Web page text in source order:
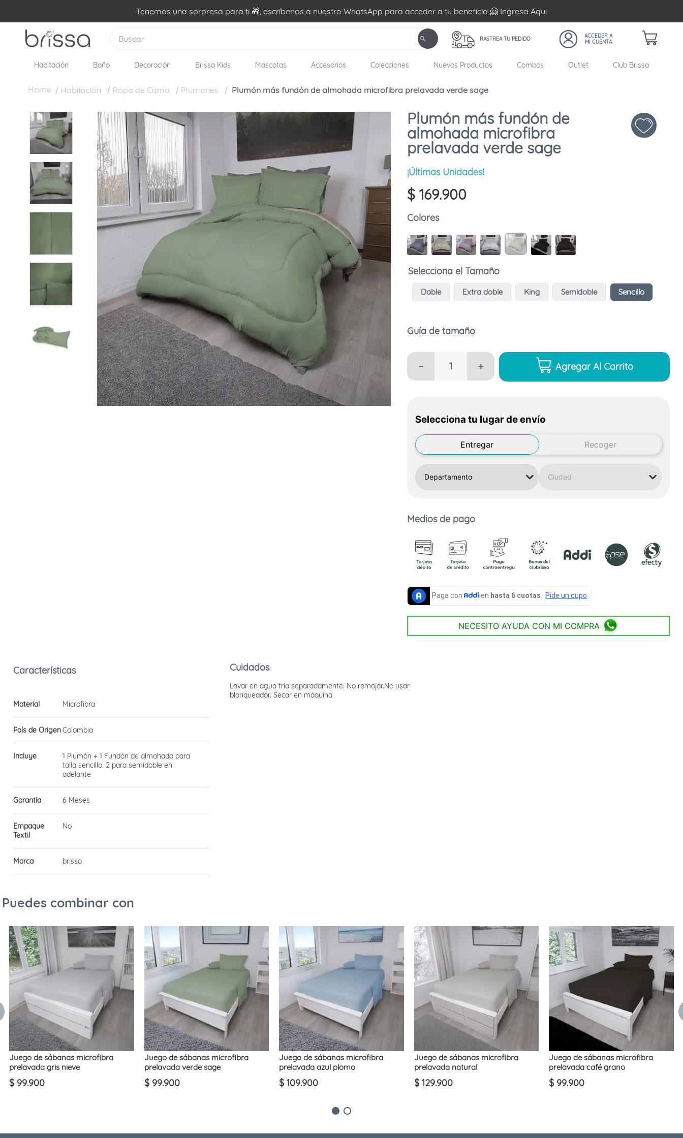
Tenemos una sorpresa para ti 🎁, escríbenos a nuestro WhatsApp para acceder a tu beneficio 🤗 Ingresa Aqui
RASTREA TU PEDIDO
Habitación Baño Decoración Brissa Kids Mascotas Accesorios Colecciones Nuevos Productos Combos Outlet Club Brissa
Habitación Ropa de Cama Plumones Plumón más fundón de almohada microfibra prelavada verde sage
Plumón más fundón de
almohada microfibra
prelavada verde sage
¡Últimas Unidades!
$ 169.900
Colores
Tamaño
Doble Extra doble King Semidoble Sencillo
Guía de tamaño
＋
－ Agregar Al Carrito
Selecciona tu lugar de envío
Entregar Recoger
Medios de pago
NECESITO AYUDA CON MI COMPRA
Material Microfibra
País de OrigenColombia
Incluye
1 Plumón + 1 Fundón de almohada para
talla sencillo. 2 para semidoble en
adelante
Garantía 6 Meses
Empaque
Textil
No
Marca brissa
Cuidados
Lavar en agua fría separadamente. No remojar.No usar
blanqueador. Secar en máquina
Puedes combinar con
Juego de sábanas microfibra
prelavada gris nieve
$ 99.900
Juego de sábanas microfibra
prelavada verde sage
$ 99.900
Juego de sábanas microfibra
prelavada azul plomo
$ 109.900
Juego de sábanas microfibra
prelavada natural
$ 129.900
Juego de sábanas microfibra
prelavada café grano
$ 99.900
1. plumon
edredon
forro plumon
cojines
almohadas
cobija
cubrelecho